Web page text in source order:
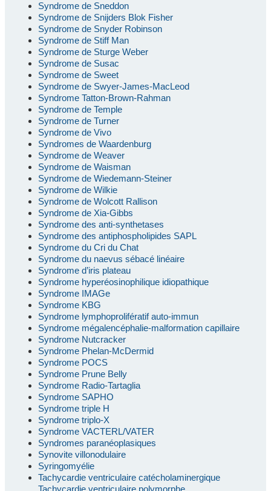
Syndrome de Sneddon
Syndrome de Snijders Blok Fisher
Syndrome de Snyder Robinson
Syndrome de Stiff Man
Syndrome de Sturge Weber
Syndrome de Susac
Syndrome de Sweet
Syndrome de Swyer-James-MacLeod
Syndrome Tatton-Brown-Rahman
Syndrome de Temple
Syndrome de Turner
Syndrome de Vivo
Syndromes de Waardenburg
Syndrome de Weaver
Syndrome de Waisman
Syndrome de Wiedemann-Steiner
Syndrome de Wilkie
Syndrome de Wolcott Rallison
Syndrome de Xia-Gibbs
Syndrome des anti-synthetases
Syndrome des antiphospholipides SAPL
Syndrome du Cri du Chat
Syndrome du naevus sébacé linéaire
Syndrome d’iris plateau
Syndrome hyperéosinophilique idiopathique
Syndrome IMAGe
Syndrome KBG
Syndrome lymphoprolifératif auto-immun
Syndrome mégalencéphalie-malformation capillaire
Syndrome Nutcracker
Syndrome Phelan-McDermid
Syndrome POCS
Syndrome Prune Belly
Syndrome Radio-Tartaglia
Syndrome SAPHO
Syndrome triple H
Syndrome triplo-X
Syndrome VACTERL/VATER
Syndromes paranéoplasiques
Synovite villonodulaire
Syringomyélie
Tachycardie ventriculaire catécholaminergique
Tachycardie ventriculaire polymorphe